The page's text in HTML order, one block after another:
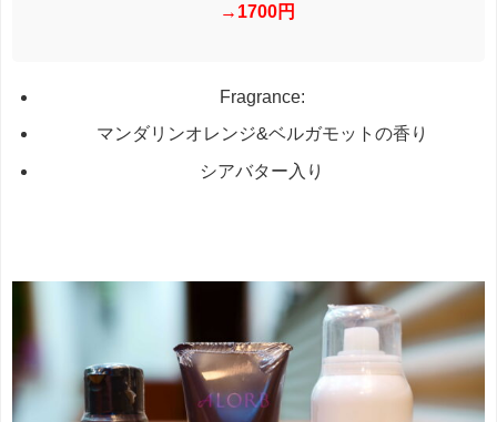
→1700円
Fragrance:
マンダリンオレンジ&ベルガモットの香り
シアバター入り